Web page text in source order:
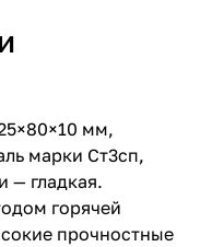
мм,
марки Ст3сп,
— гладкая.
горячей
прочностные